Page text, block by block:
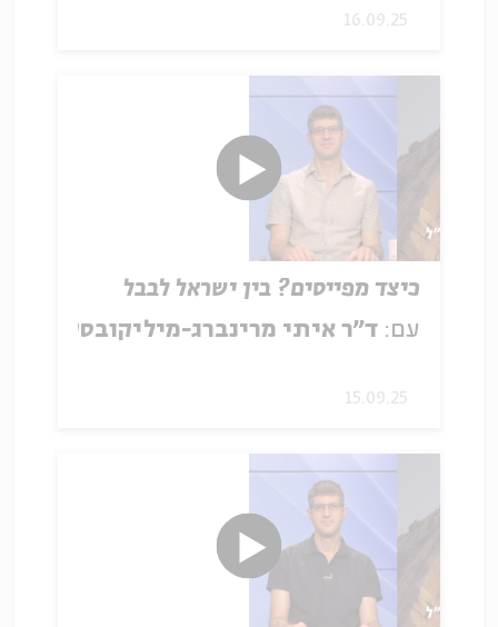
16.09.25
כיצד מפייסים? בין ישראל לבבל
עם: ד"ר איתי מרינברג-מיליקובסקי
15.09.25